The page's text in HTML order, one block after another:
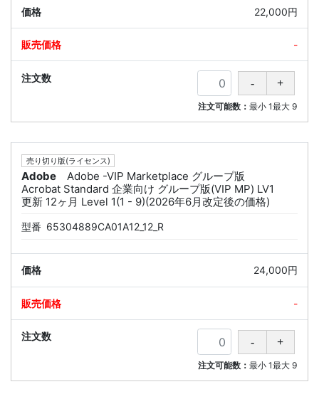
22,000円
-
注文可能数：最小 1最大 9
売り切り版(ライセンス)
Adobe
Adobe -VIP Marketplace グループ版
Acrobat Standard 企業向け グループ版(VIP MP) LV1
更新 12ヶ月 Level 1(1 - 9)(2026年6月改定後の価格)
型番 65304889CA01A12_12_R
24,000円
-
注文可能数：最小 1最大 9